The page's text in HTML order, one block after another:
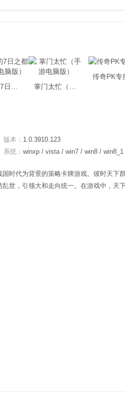
传奇PK专
版本： 1.0.3910.123
系统： winxp / vista / win7 / win8 / win8_1
国时代为背景的策略卡牌游戏。彼时天
世，引领大和走向统一。在游戏中，天